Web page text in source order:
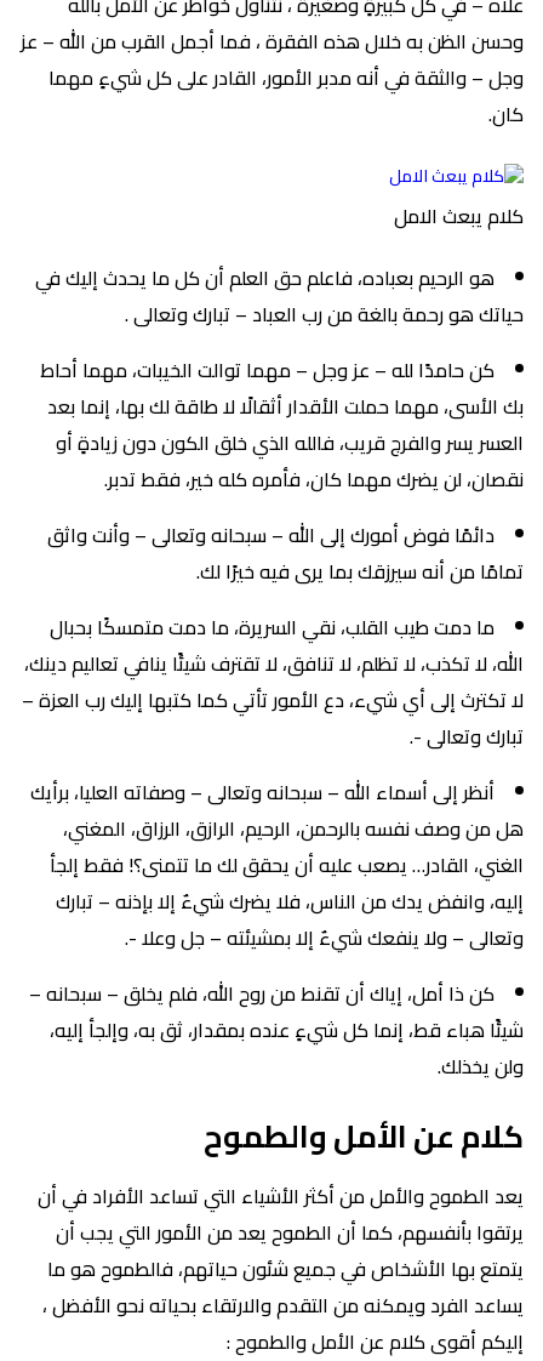
وحسن الظن به خلال هذه الفقرة ، فما أجمل القرب من الله – عز
وجل – والثقة في أنه مدبر الأمور، القادر على كل شيءٍ مهما
كان.
كلام يبعث الامل
هو الرحيم بعباده، فاعلم حق العلم أن كل ما يحدث إليك في
حياتك هو رحمة بالغة من رب العباد – تبارك وتعالى .
كن حامدًا لله – عز وجل – مهما توالت الخيبات، مهما أحاط
بك الأسى، مهما حملت الأقدار أثقالًا لا طاقة لك بها، إنما بعد
العسر يسر والفرج قريب، فالله الذي خلق الكون دون زيادةٍ أو
نقصان، لن يضرك مهما كان، فأمره كله خير، فقط تدبر.
دائمًا فوض أمورك إلى الله – سبحانه وتعالى – وأنت واثق
تمامًا من أنه سيرزقك بما يرى فيه خيرًا لك.
ما دمت طيب القلب، نقي السريرة، ما دمت متمسكًا بحبال
الله، لا تكذب، لا تظلم، لا تنافق، لا تقترف شيئًا ينافي تعاليم دينك،
لا تكترث إلى أي شيء، دع الأمور تأتي كما كتبها إليك رب العزة –
تبارك وتعالى -.
أنظر إلى أسماء الله – سبحانه وتعالى – وصفاته العليا، برأيك
هل من وصف نفسه بالرحمن، الرحيم، الرازق، الرزاق، المغني،
الغني، القادر… يصعب عليه أن يحقق لك ما تتمنى؟! فقط إلجأ
إليه، وانفض يدك من الناس، فلا يضرك شيءٌ إلا بإذنه – تبارك
وتعالى – ولا ينفعك شيءٌ إلا بمشيئته – جل وعلا -.
كن ذا أمل، إياك أن تقنط من روح الله، فلم يخلق – سبحانه –
شيئًا هباء قط، إنما كل شيءٍ عنده بمقدار، ثق به، وإلجأ إليه،
ولن يخذلك.
كلام عن الأمل والطموح
يعد الطموح والأمل من أكثر الأشياء التي تساعد الأفراد في أن
يرتقوا بأنفسهم، كما أن الطموح يعد من الأمور التي يجب أن
يتمتع بها الأشخاص في جميع شئون حياتهم، فالطموح هو ما
يساعد الفرد ويمكنه من التقدم والارتقاء بحياته نحو الأفضل ،
إليكم أقوى كلام عن الأمل والطموح :